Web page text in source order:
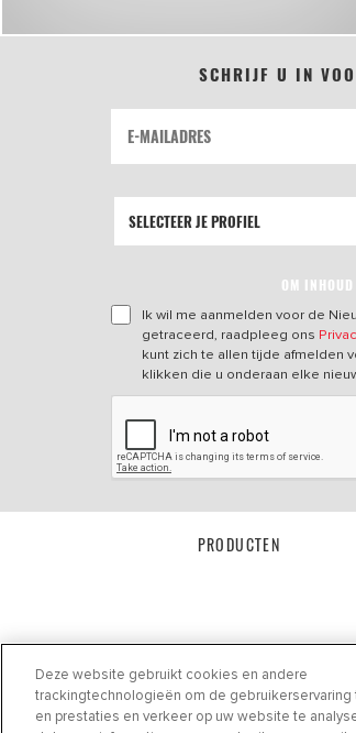
SCHRIJF U IN
OM
Ik wil me aanmelden voor de
getraceerd, raadpleeg ons
kunt zich te allen tijde afmelden
klikken die u onderaan elke
PRODUCTEN
Deze website gebruikt cookies en andere
trackingtechnologieën om de gebruikerservaring
en prestaties en verkeer op uw website te